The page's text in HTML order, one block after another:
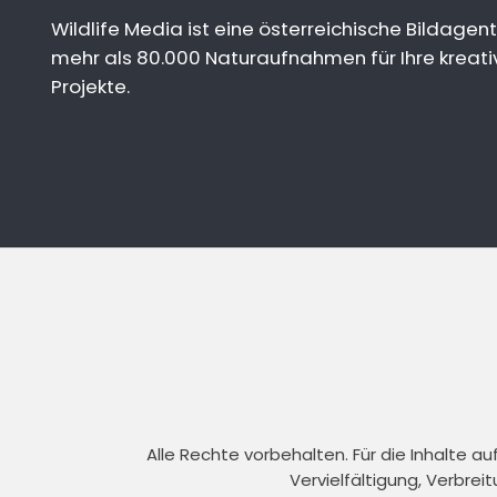
Wildlife Media ist eine österreichische
mehr als 80.000 Naturaufnahmen für Ihre
Projekte.
Alle Rechte vorbehalten. Für die Inhalte
Vervielfältigung,